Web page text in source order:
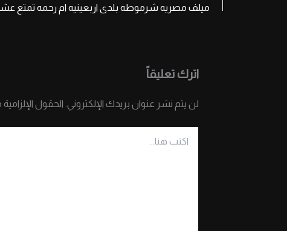
اترك تعليقاً
لن يتم نشر عنوان بريدك الإلكتروني. الحقول الإلزامية
هنا...